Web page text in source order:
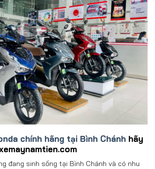
chính hãng tại Bình Chánh hãy
đang sinh sống tại Bình Chánh và có nhu